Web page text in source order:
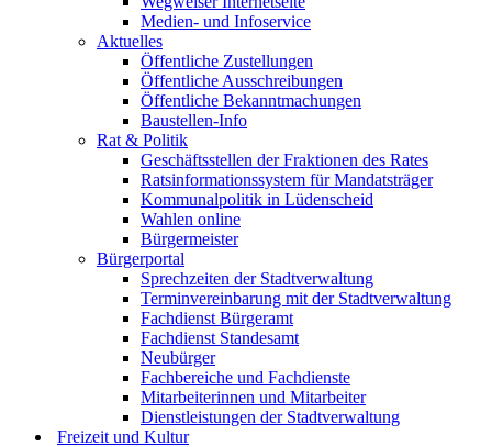
Medien- und Infoservice
Aktuelles
Öffentliche Zustellungen
Öffentliche Ausschreibungen
Öffentliche Bekanntmachungen
Baustellen-Info
Rat & Politik
Geschäftsstellen der Fraktionen des Rates
Ratsinformationssystem für Mandatsträger
Kommunalpolitik in Lüdenscheid
Wahlen online
Bürgermeister
Bürgerportal
Sprechzeiten der Stadtverwaltung
Terminvereinbarung mit der Stadtverwaltung
Fachdienst Bürgeramt
Fachdienst Standesamt
Neubürger
Fachbereiche und Fachdienste
Mitarbeiterinnen und Mitarbeiter
Dienstleistungen der Stadtverwaltung
Freizeit und Kultur